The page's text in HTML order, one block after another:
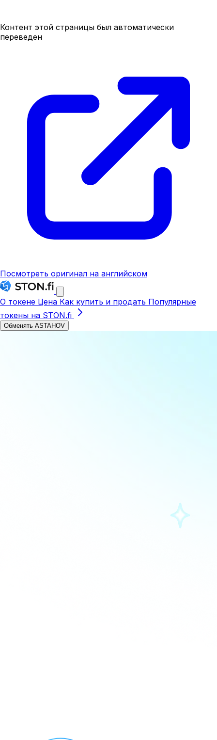
Контент этой страницы был автоматически
переведен
Посмотреть оригинал на английском
О токене Цена Как купить и продать Популярные
токены на STON.fi
Обменять ASTAHOV